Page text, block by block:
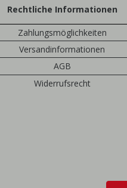
Rechtliche Informationen
Zahlungsmöglichkeiten
Versandinformationen
AGB
Widerrufsrecht